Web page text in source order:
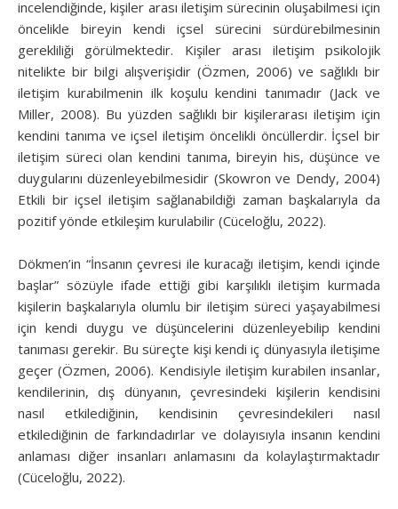
incelendiğinde, kişiler arası iletişim sürecinin oluşabilmesi için
öncelikle bireyin kendi içsel sürecini sürdürebilmesinin
gerekliliği görülmektedir. Kişiler arası iletişim psikolojik
nitelikte bir bilgi alışverişidir (Özmen, 2006) ve sağlıklı bir
iletişim kurabilmenin ilk koşulu kendini tanımadır (Jack ve
Miller, 2008). Bu yüzden sağlıklı bir kişilerarası iletişim için
kendini tanıma ve içsel iletişim öncelikli öncüllerdir. İçsel bir
iletişim süreci olan kendini tanıma, bireyin his, düşünce ve
duygularını düzenleyebilmesidir (Skowron ve Dendy, 2004)
Etkili bir içsel iletişim sağlanabildiği zaman başkalarıyla da
pozitif yönde etkileşim kurulabilir (Cüceloğlu, 2022).
Dökmen’in “İnsanın çevresi ile kuracağı iletişim, kendi içinde
başlar” sözüyle ifade ettiği gibi karşılıklı iletişim kurmada
kişilerin başkalarıyla olumlu bir iletişim süreci yaşayabilmesi
için kendi duygu ve düşüncelerini düzenleyebilip kendini
tanıması gerekir. Bu süreçte kişi kendi iç dünyasıyla iletişime
geçer (Özmen, 2006). Kendisiyle iletişim kurabilen insanlar,
kendilerinin, dış dünyanın, çevresindeki kişilerin kendisini
nasıl etkilediğinin, kendisinin çevresindekileri nasıl
etkilediğinin de farkındadırlar ve dolayısıyla insanın kendini
anlaması diğer insanları anlamasını da kolaylaştırmaktadır
(Cüceloğlu, 2022).